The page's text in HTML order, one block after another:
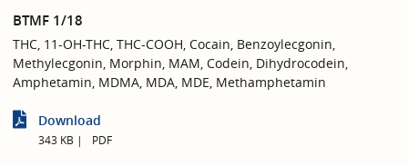
BTMF 1/18
THC, 11-OH-THC, THC-COOH, Cocain, Benzoylecgonin,
Methylecgonin, Morphin, MAM, Codein, Dihydrocodein,
Amphetamin, MDMA, MDA, MDE, Methamphetamin
Download
343 KB PDF